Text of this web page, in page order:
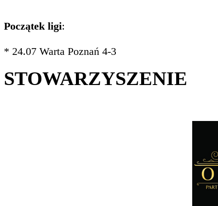
Początek ligi:
* 24.07 Warta Poznań 4-3
STOWARZYSZENIE